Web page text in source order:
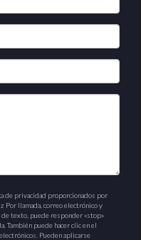
eXp Realty para
que estoy aquí
hacia el éxito
Soy Nancy Cruz y
tus metas.
de privacidad proporcionados por
Por llamada, correo electrónico y
texto, puede responder «stop»
También puede hacer clic en el
Pueden aplicarse